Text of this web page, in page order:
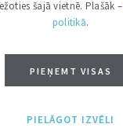
Krimināltiesības
TIESĪBU PRAKSE
EST nolēmumi
ECT nolēmumi
šajā vietnē. Plašāk –
politikā.
PIEŅEMT VISAS
PIELĀGOT IZVĒLI